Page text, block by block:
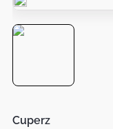
Cuperz
Cuadro
Sillas